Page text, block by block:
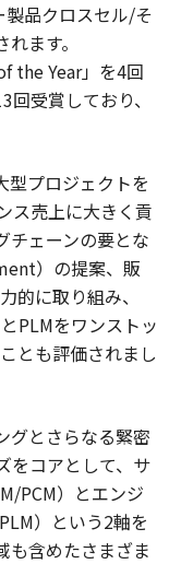
品クロスセル/そ
ます。
the Year」を4回
受賞しており、
型プロジェクトを
ス売上に大きく貢
チェーンの要とな
）の提案、販
的に取り組み、
PLMをワンストッ
とも評価されまし
グとさらなる緊密
をコアとして、サ
PCM）とエンジ
）という2軸を
も含めたさまざま